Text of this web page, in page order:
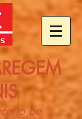
to be